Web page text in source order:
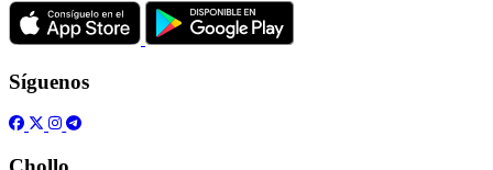
Síguenos